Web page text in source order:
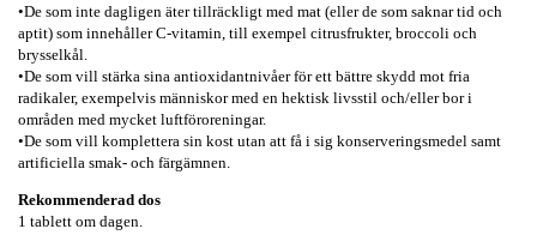
•De som inte dagligen äter tillräckligt med mat (eller de som saknar tid och
aptit) som innehåller C-vitamin, till exempel citrusfrukter, broccoli och
brysselkål.
•De som vill stärka sina antioxidantnivåer för ett bättre skydd mot fria
radikaler, exempelvis människor med en hektisk livsstil och/eller bor i
områden med mycket luftföroreningar.
•De som vill komplettera sin kost utan att få i sig konserveringsmedel samt
artificiella smak- och färgämnen.
Rekommenderad dos
1 tablett om dagen.